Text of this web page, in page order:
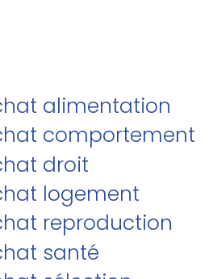
alimentation
comportement
droit
logement
reproduction
santé